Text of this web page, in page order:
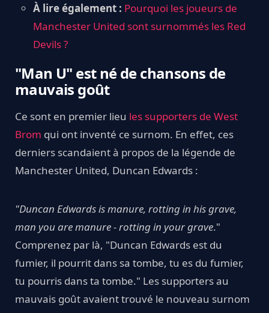
À lire également : Pourquoi les joueurs de
Manchester United sont surnommés les Red
Devils ?
"Man U" est né de chansons de
mauvais goût
Ce sont en premier lieu les supporters de West
Brom qui ont inventé ce surnom. En effet, ces
derniers scandaient à propos de la légende de
Manchester United, Duncan Edwards :
"Duncan Edwards is manure, rotting in his grave,
man you are manure - rotting in your grave."
Comprenez par là, "Duncan Edwards est du
fumier, il pourrit dans sa tombe, tu es du fumier,
tu pourris dans ta tombe." Les supporters au
mauvais goût avaient trouvé le nouveau surnom